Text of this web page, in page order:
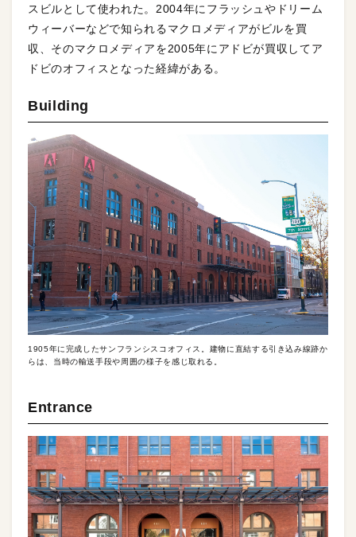
スビルとして使われた。2004年にフラッシュやドリーム
ウィーバーなどで知られるマクロメディアがビルを買
収、そのマクロメディアを2005年にアドビが買収してア
ドビのオフィスとなった経緯がある。
Building
1905年に完成したサンフランシスコオフィス。建物に直結する引き込み線跡か
らは、当時の輸送手段や周囲の様子を感じ取れる。
Entrance